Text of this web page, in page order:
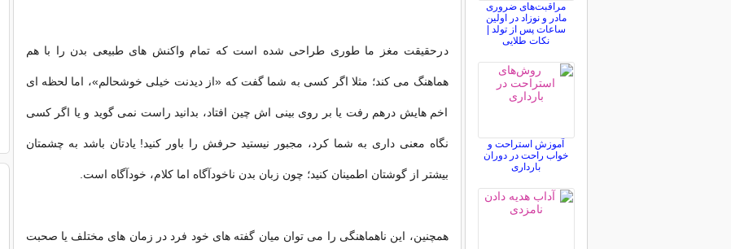
درحقیقت مغز ما طوری طراحی شده است که تمام واکنش های طبیعی بدن را با هم
هماهنگ می کند؛ مثلا اگر کسی به شما گفت که «از دیدنت خیلی خوشحالم»، اما لحظه ای
اخم هایش درهم رفت یا بر روی بینی اش چین افتاد، بدانید راست نمی گوید و یا اگر کسی
نگاه معنی داری به شما کرد، مجبور نیستید حرفش را باور کنید! یادتان باشد به چشمتان
بیشتر از گوشتان اطمینان کنید؛ چون زبان بدن ناخودآگاه اما کلام، خودآگاه است.
همچنین، این ناهماهنگی را می توان میان گفته های خود فرد در زمان های مختلف یا صحبت
مراقبت‌های ضروری
مادر و نوزاد در اولین
ساعات پس از تولد |
نکات طلایی
آموزش استراحت و
خواب راحت در دوران
بارداری